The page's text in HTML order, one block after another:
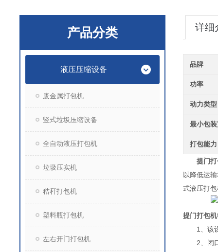
产品分类
液压压缩设备
废金属打包机
竖式垃圾压缩设备
全自动液压打包机
垃圾压实机
秸秆打包机
塑料瓶打包机
左右开门打包机
详细
品牌
功率
动力类型
最小包
打包能力
提门
以降低运
式液压打
提门打包机
1、该
2、闭